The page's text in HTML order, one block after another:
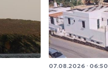
07.08.2026 · 06:50